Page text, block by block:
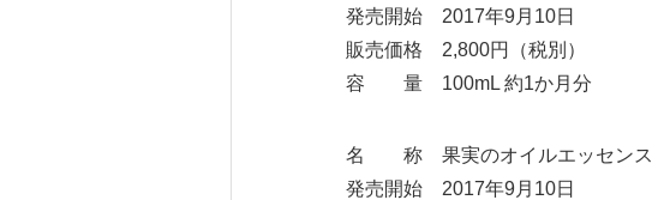
発売開始 2017年9月10日
販売価格 2,800円（税別）
容 量 100mL 約1か月分
名 称 果実のオイルエッセンス
発売開始 2017年9月10日